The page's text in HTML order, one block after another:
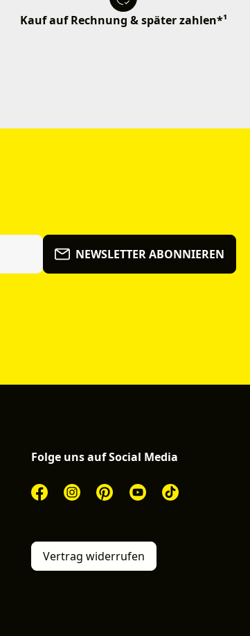
Kauf auf Rechnung & später zahlen*¹
NEWSLETTER ABONNIEREN
Folge uns auf Social Media
Vertrag widerrufen